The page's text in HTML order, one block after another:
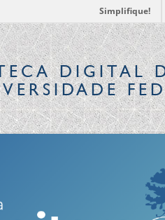
Simplifique!
DIGITAL